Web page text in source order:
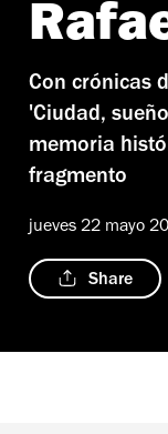
Con crónicas
'Ciudad,
memoria
fragmento
jueves 22 mayo
Share